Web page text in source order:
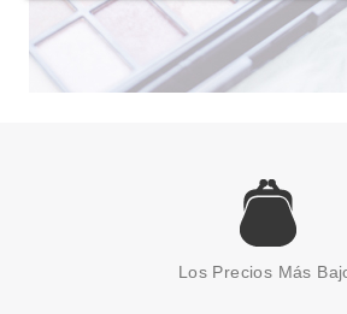
Los Precios Más